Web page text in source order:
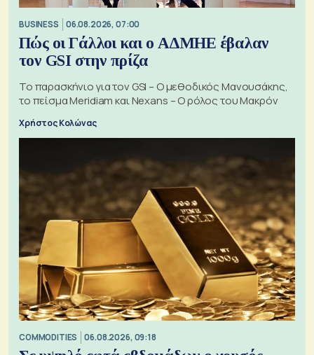
BUSINESS 06.08.2026, 07:00
Πώς οι Γάλλοι και ο ΑΔΜΗΕ έβαλαν
τον GSI στην πρίζα
Το παρασκήνιο για τον GSI – Ο μεθοδικός Μανουσάκης,
το πείσμα Meridiam και Nexans – Ο ρόλος του Μακρόν
Χρήστος Κολώνας
COMMODITIES 06.08.2026, 09:18